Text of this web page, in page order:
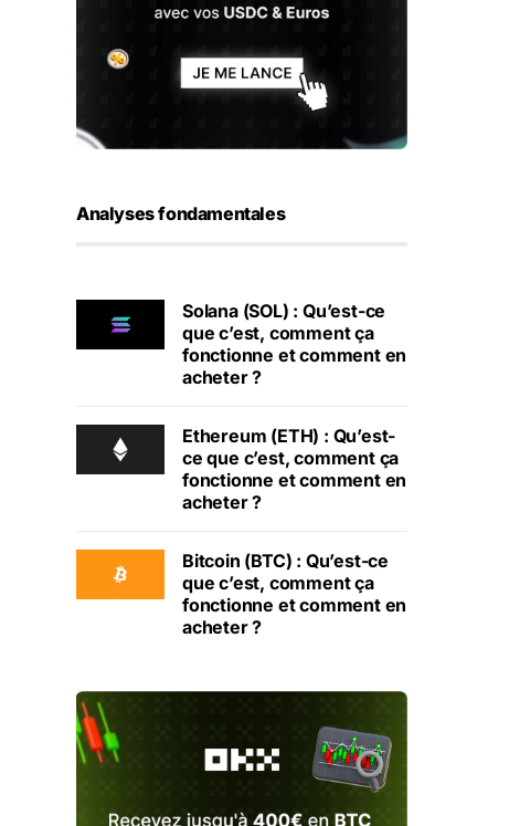
Analyses fondamentales
Solana (SOL) : Qu’est-ce
que c’est, comment ça
fonctionne et comment en
acheter ?
Ethereum (ETH) : Qu’est-
ce que c’est, comment ça
fonctionne et comment en
acheter ?
Bitcoin (BTC) : Qu’est-ce
que c’est, comment ça
fonctionne et comment en
acheter ?